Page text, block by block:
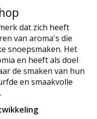
dat zich heeft
van aroma's die
snoepsmaken. Het
en heeft als doel
de smaken van hun
en smaakvolle